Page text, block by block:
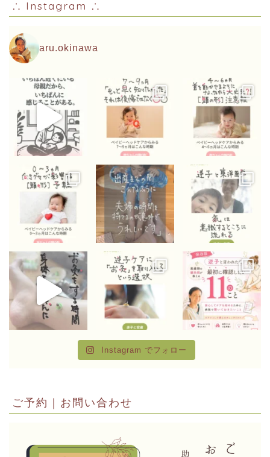
∴ Instagram ∴
aru.okinawa
Instagram でフォロー
ご予約｜お問い合わせ